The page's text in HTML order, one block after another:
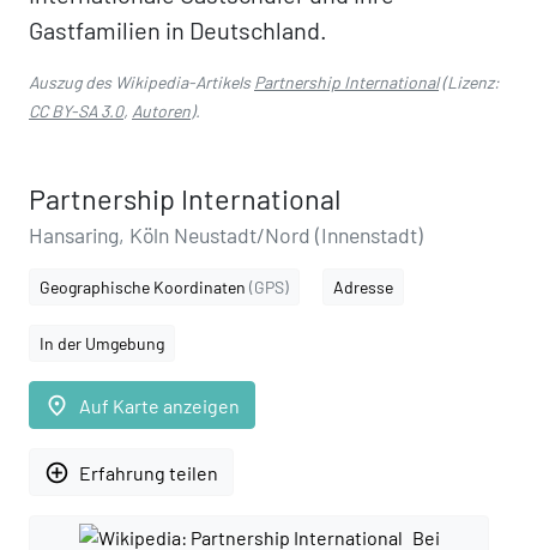
Gastfamilien in Deutschland.
Auszug des Wikipedia-ArtikelsPartnership International(Lizenz:
CC BY-SA 3.0, Autoren).
Partnership International
Hansaring, Köln Neustadt/Nord (Innenstadt)
Geographische Koordinaten (GPS) Adresse
In der Umgebung
place Auf Karte anzeigen
add_circle_outline Erfahrung teilen
Bei